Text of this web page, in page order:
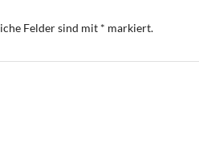
Felder sind mit * markiert.